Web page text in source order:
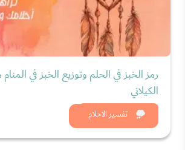
تفسير الاحلام
رمز الخبز في الحلم وتوزيع الخبز في
الكيلاني
شاهد الان